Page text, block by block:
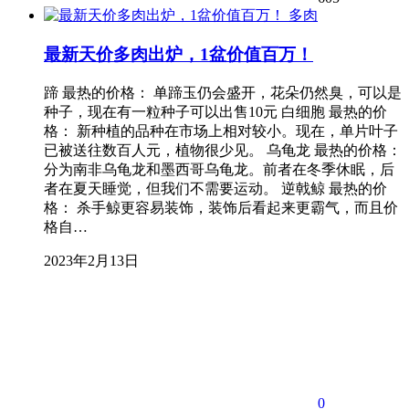
多肉
最新天价多肉出炉，1盆价值百万！
蹄 最热的价格： 单蹄玉仍会盛开，花朵仍然臭，可以是
种子，现在有一粒种子可以出售10元 白细胞 最热的价
格： 新种植的品种在市场上相对较小。现在，单片叶子
已被送往数百人元，植物很少见。 乌龟龙 最热的价格：
分为南非乌龟龙和墨西哥乌龟龙。前者在冬季休眠，后
者在夏天睡觉，但我们不需要运动。 逆戟鲸 最热的价
格： 杀手鲸更容易装饰，装饰后看起来更霸气，而且价
格自…
2023年2月13日
0